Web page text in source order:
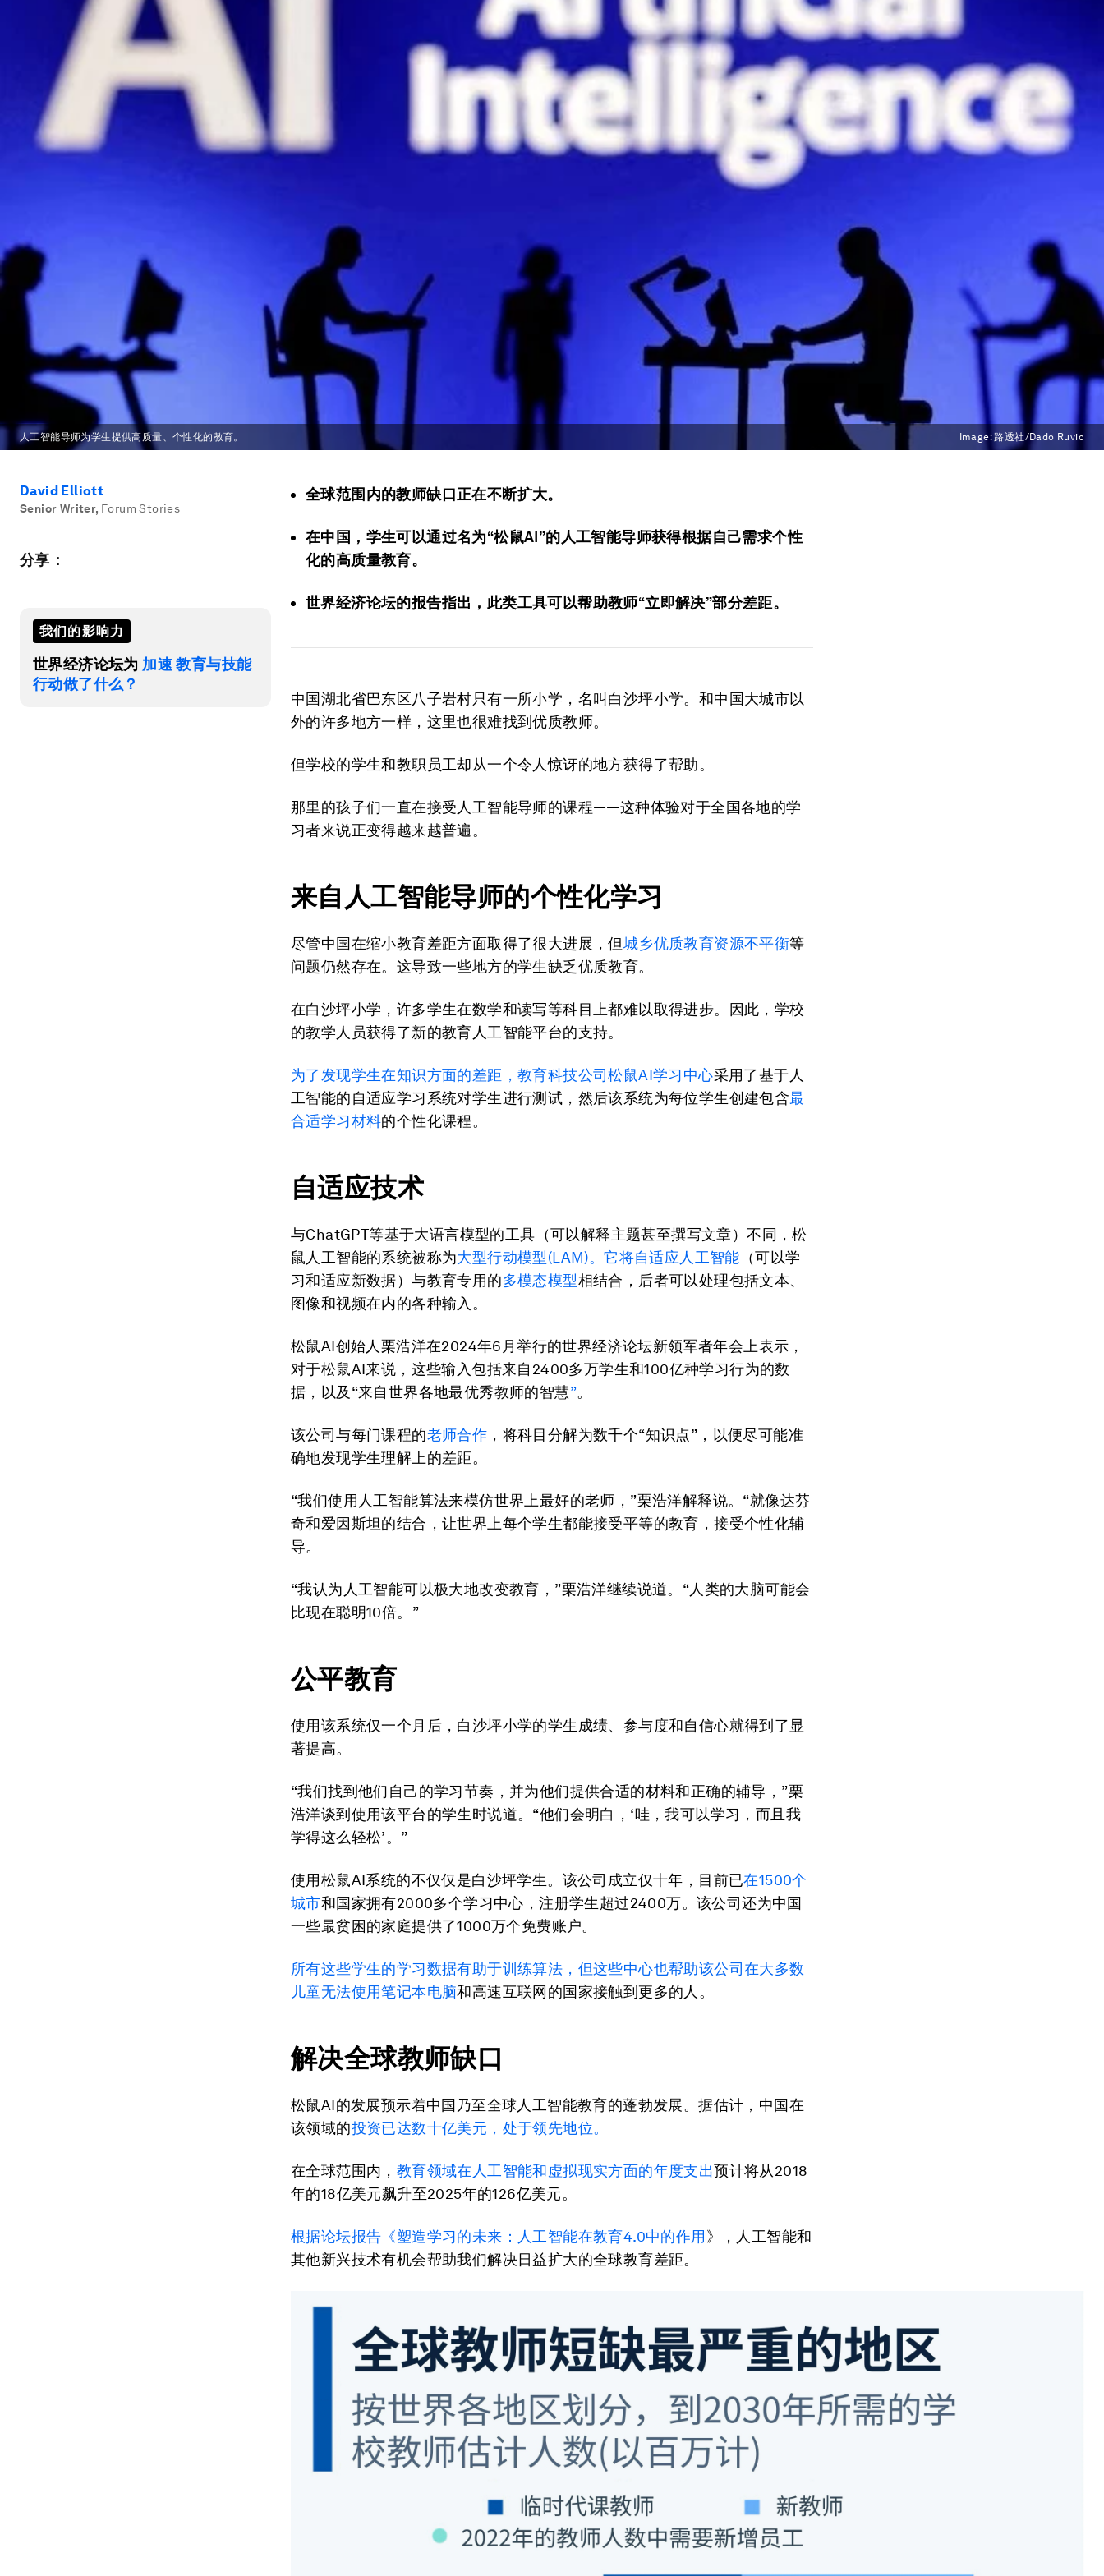
人工智能导师为学生提供高质量、个性化的教育。 Image:路透社/Dado Ruvic
David Elliott
Senior Writer, Forum Stories
分享：
我们的影响力
世界经济论坛为 加速 教育与技能
行动做了什么？
全球范围内的教师缺口正在不断扩大。
在中国，学生可以通过名为“松鼠AI”的人工智能导师获得根据自己需求个性
化的高质量教育。
世界经济论坛的报告指出，此类工具可以帮助教师“立即解决”部分差距。
中国湖北省巴东区八子岩村只有一所小学，名叫白沙坪小学。和中国大城市以
外的许多地方一样，这里也很难找到优质教师。
但学校的学生和教职员工却从一个令人惊讶的地方获得了帮助。
那里的孩子们一直在接受人工智能导师的课程——这种体验对于全国各地的学
习者来说正变得越来越普遍。
来自人工智能导师的个性化学习
尽管中国在缩小教育差距方面取得了很大进展，但城乡优质教育资源不平衡等
问题仍然存在。这导致一些地方的学生缺乏优质教育。
在白沙坪小学，许多学生在数学和读写等科目上都难以取得进步。因此，学校
的教学人员获得了新的教育人工智能平台的支持。
为了发现学生在知识方面的差距，教育科技公司松鼠AI学习中心采用了基于人
工智能的自适应学习系统对学生进行测试，然后该系统为每位学生创建包含最
合适学习材料的个性化课程。
自适应技术
与ChatGPT等基于大语言模型的工具（可以解释主题甚至撰写文章）不同，松
鼠人工智能的系统被称为大型行动模型(LAM)。它将自适应人工智能 （可以学
习和适应新数据）与教育专用的多模态模型相结合，后者可以处理包括文本、
图像和视频在内的各种输入。
松鼠AI创始人栗浩洋在2024年6月举行的世界经济论坛新领军者年会上表示，
对于松鼠AI来说，这些输入包括来自2400多万学生和100亿种学习行为的数
据，以及“来自世界各地最优秀教师的智慧”。
该公司与每门课程的老师合作 ，​​将科目分解为数千个“知识点”，以便尽可能准
确地发现学生理解上的差距。
“我们使用人工智能算法来模仿世界上最好的老师，”栗浩洋解释说。“就像达芬
奇和爱因斯坦的结合，让世界上每个学生都能接受平等的教育，接受个性化辅
导。
“我认为人工智能可以极大地改变教育，”栗浩洋继续说道。“人类的大脑可能会
比现在聪明10倍。”
公平教育
使用该系统仅一个月后，白沙坪小学的学生成绩、参与度和自信心就得到了显
著提高。
“我们找到他们自己的学习节奏，并为他们提供合适的材料和正确的辅导，”栗
浩洋谈到使用该平台的学生时说道。“他们会明白，‘哇，我可以学习，而且我
学得这么轻松’。”
使用松鼠AI系统的不仅仅是白沙坪学生。该公司成立仅十年，目前已在1500个
城市和国家拥有2000多个学习中心，注册学生超过2400万。该公司还为中国
一些最贫困的家庭提供了1000万个免费账户。
所有这些学生的学习数据有助于训练算法，但这些中心也帮助该公司在大多数
儿童无法使用笔记本电脑和高速互联网的国家接触到更多的人。
解决全球教师缺口
松鼠AI的发展预示着中国乃至全球人工智能教育的蓬勃发展。据估计，中国在
该领域的投资已达数十亿美元，处于领先地位。
在全球范围内， 教育领域在人工智能和虚拟现实方面的年度支出预计将从2018
年的18亿美元飙升至2025年的126亿美元。
根据论坛报告《塑造学习的未来：人工智能在教育4.0中的作用 》，人工智能和
其他新兴技术有机会帮助我们解决日益扩大的全球教育差距。